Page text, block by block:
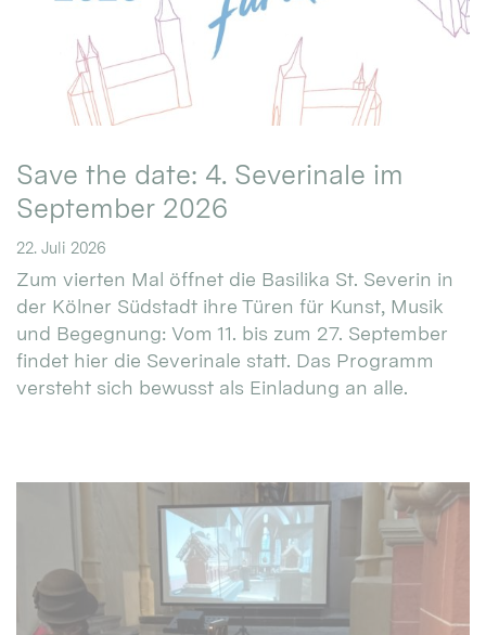
Save the date: 4. Severinale im
September 2026
22. Juli 2026
Zum vierten Mal öffnet die Basilika St. Severin in
der Kölner Südstadt ihre Türen für Kunst, Musik
und Begegnung: Vom 11. bis zum 27. September
findet hier die Severinale statt. Das Programm
versteht sich bewusst als Einladung an alle.